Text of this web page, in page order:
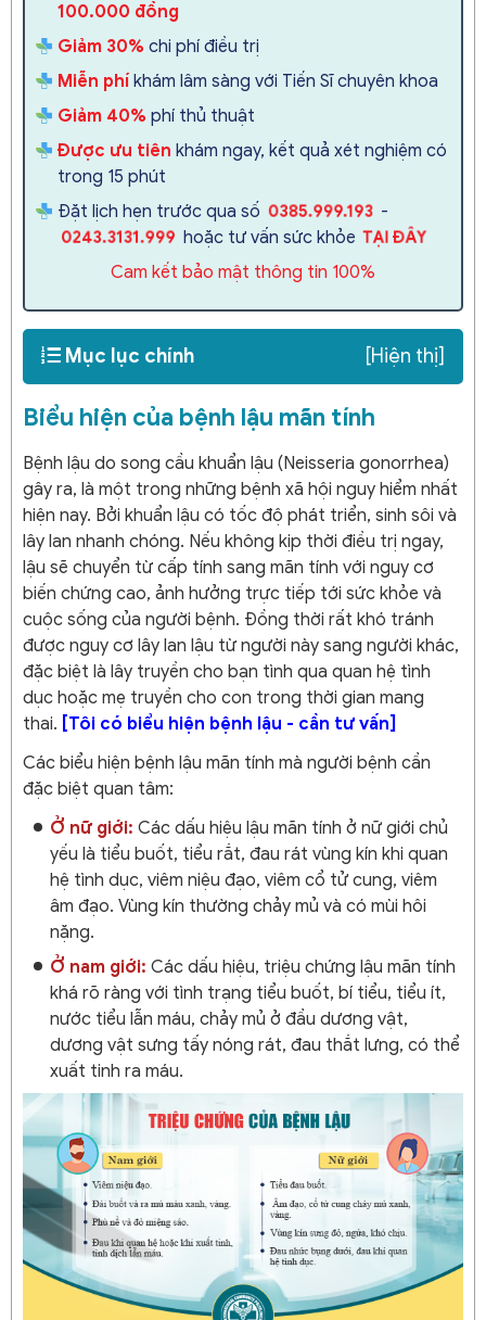
100.000 đồng
Giảm 30% chi phí điều trị
Miễn phí khám lâm sàng với Tiến Sĩ chuyên khoa
Giảm 40% phí thủ thuật
Được ưu tiên khám ngay, kết quả xét nghiệm có
trong 15 phút
Đặt lịch hẹn trước qua số 0385.999.193 -
0243.3131.999 hoặc tư vấn sức khỏe TẠI ĐÂY
Cam kết bảo mật thông tin 100%
Mục lục chính [Hiện thị]
Biểu hiện của bệnh lậu mãn tính
Bệnh lậu do song cầu khuẩn lậu (Neisseria gonorrhea)
gây ra, là một trong những bệnh xã hội nguy hiểm nhất
hiện nay. Bởi khuẩn lậu có tốc độ phát triển, sinh sôi và
lây lan nhanh chóng. Nếu không kịp thời điều trị ngay,
lậu sẽ chuyển từ cấp tính sang mãn tính với nguy cơ
biến chứng cao, ảnh hưởng trực tiếp tới sức khỏe và
cuộc sống của người bệnh. Đồng thời rất khó tránh
được nguy cơ lây lan lậu từ người này sang người khác,
đặc biệt là lây truyền cho bạn tình qua quan hệ tình
dục hoặc mẹ truyền cho con trong thời gian mang
thai. [Tôi có biểu hiện bệnh lậu - cần tư vấn]
Các biểu hiện bệnh lậu mãn tính mà người bệnh cần
đặc biệt quan tâm:
Ở nữ giới: Các dấu hiệu lậu mãn tính ở nữ giới chủ
yếu là tiểu buốt, tiểu rắt, đau rát vùng kín khi quan
hệ tình dục, viêm niệu đạo, viêm cổ tử cung, viêm
âm đạo. Vùng kín thường chảy mủ và có mùi hôi
nặng.
Ở nam giới: Các dấu hiệu, triệu chứng lậu mãn tính
khá rõ ràng với tình trạng tiểu buốt, bí tiểu, tiểu ít,
nước tiểu lẫn máu, chảy mủ ở đầu dương vật,
dương vật sưng tấy nóng rát, đau thắt lưng, có thể
xuất tinh ra máu.